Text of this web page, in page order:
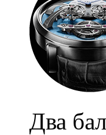
Два